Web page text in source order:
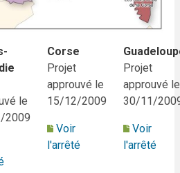
le
2009
Corse
Projet
approuvé le
15/12/2009
Voir
l'arrêté
Projet
approuvé le
30/11/
Voir
l'arrêté